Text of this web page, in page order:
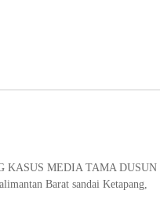
KASUS MEDIA TAMA DUSUN
Barat sandai Ketapang,